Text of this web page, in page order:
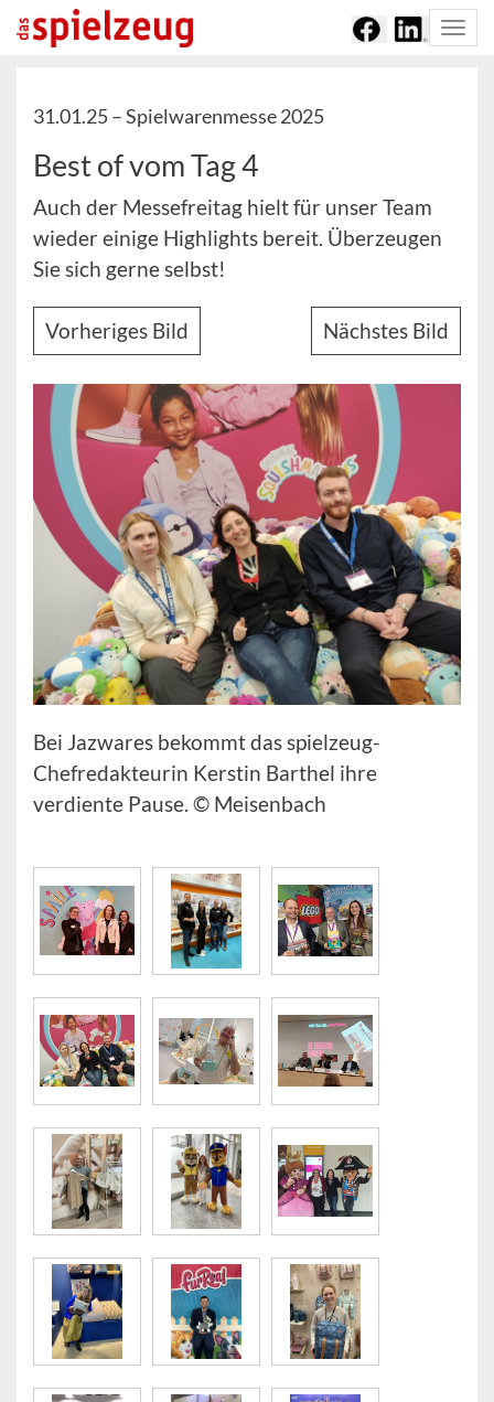
31.01.25 –Spielwarenmesse 2025
Best of vom Tag 4
Auch der Messefreitag hielt für unser Team
wieder einige Highlights bereit. Überzeugen
Sie sich gerne selbst!
Vorheriges Bild Nächstes Bild
Bei Jazwares bekommt das spielzeug-
Chefredakteurin Kerstin Barthel ihre
verdiente Pause. © Meisenbach